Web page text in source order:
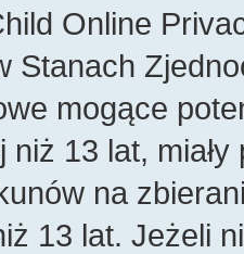
Online
Stanach
mogące
niż 13 lat,
na
13 lat. Jeżeli